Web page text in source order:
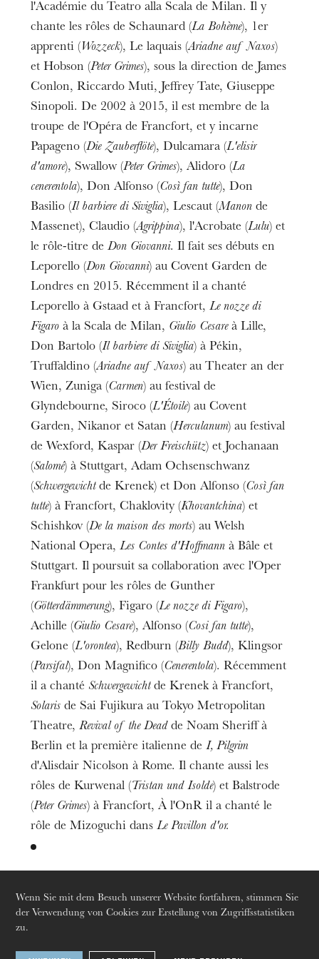
Wenn Sie mit dem Besuch unserer Website fortfahren, stimmen Sie
der Verwendung von Cookies zur Erstellung von Zugriffsstatistiken
zu.
Die OnR mit euch
Führungen durch die Oper
l'Académie du Teatro alla Scala de Milan. Il y
chante les rôles de Schaunard (La Bohème), 1er
apprenti ( Wozzeck), Le laquais (Ariadne auf Naxos)
et Hobson (Peter Grimes), sous la direction de James
Conlon, Riccardo Muti, Jeffrey Tate, Giuseppe
Sinopoli. De 2002 à 2015, il est membre de la
troupe de l'Opéra de Francfort, et y incarne
Papageno (Die Zauberflöte), Dulcamara (L'elisir
d'amore), Swallow (Peter Grimes), Alidoro (La
cenerentola), Don Alfonso (Così fan tutte), Don
Basilio (Il barbiere di Siviglia), Lescaut (Manon de
Massenet), Claudio (Agrippina), l'Acrobate (Lulu) et
le rôle-titre deDon Giovanni. Il fait ses débuts en
Leporello (Don Giovanni) au Covent Garden de
Londres en 2015. Récemment il a chanté
Leporello à Gstaad et à Francfort,Le nozze di
Figaro à la Scala de Milan, Giulio Cesareà Lille,
Don Bartolo (Il barbiere di Siviglia) à Pékin,
Truffaldino (Ariadne auf Naxos) au Theater an der
Wien, Zuniga (Carmen) au festival de
Glyndebourne, Siroco (L'Étoile) au Covent
Garden, Nikanor et Satan (Herculanum) au festival
de Wexford, Kaspar (Der Freischütz) et Jochanaan
(Salomé) à Stuttgart, Adam Ochsenschwanz
(Schwergewichtde Krenek) et Don Alfonso (Così fan
tutte) à Francfort, Chaklovity (Khovantchina) et
Schishkov (De la maison des morts) au Welsh
National Opera,Les Contes d'Hoffmann à Bâle et
Stuttgart. Il poursuit sa collaboration avec l'Oper
Frankfurt pour les rôles de Gunther
(Götterdämmerung), Figaro (Le nozze di Figaro),
Achille (Giulio Cesare), Alfonso (Cosi fan tutte),
Gelone (L'orontea), Redburn (Billy Budd), Klingsor
(Parsifal), Don Magnifico (Cenerentola). Récemment
il a chanté Schwergewichtde Krenek à Francfort,
Solaris de Sai Fujikura au Tokyo Metropolitan
Theatre,Revival of the Dead de Noam Sheriff à
Berlin et la première italienne deI, Pilgrim
d'Alisdair Nicolson à Rome. Il chante aussi les
rôles de Kurwenal (Tristan und Isolde) et Balstrode
(Peter Grimes) à Francfort, À l'OnR il a chanté le
rôle de Mizoguchi dansLe Pavillon d'or.
Zu sehen in